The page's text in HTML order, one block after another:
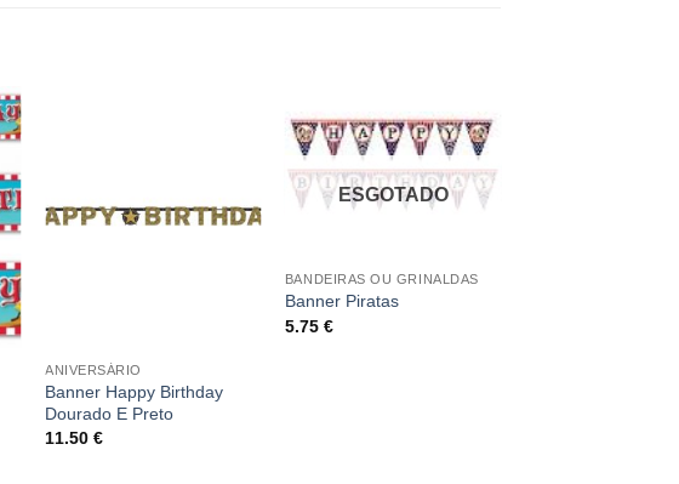
ANIVERSÁRIO
Banner Happy Birthday
Dourado E Preto
11.50€
ESGOTADO
BANDEIRAS OU GRINALDAS
Banner Piratas
5.75 €